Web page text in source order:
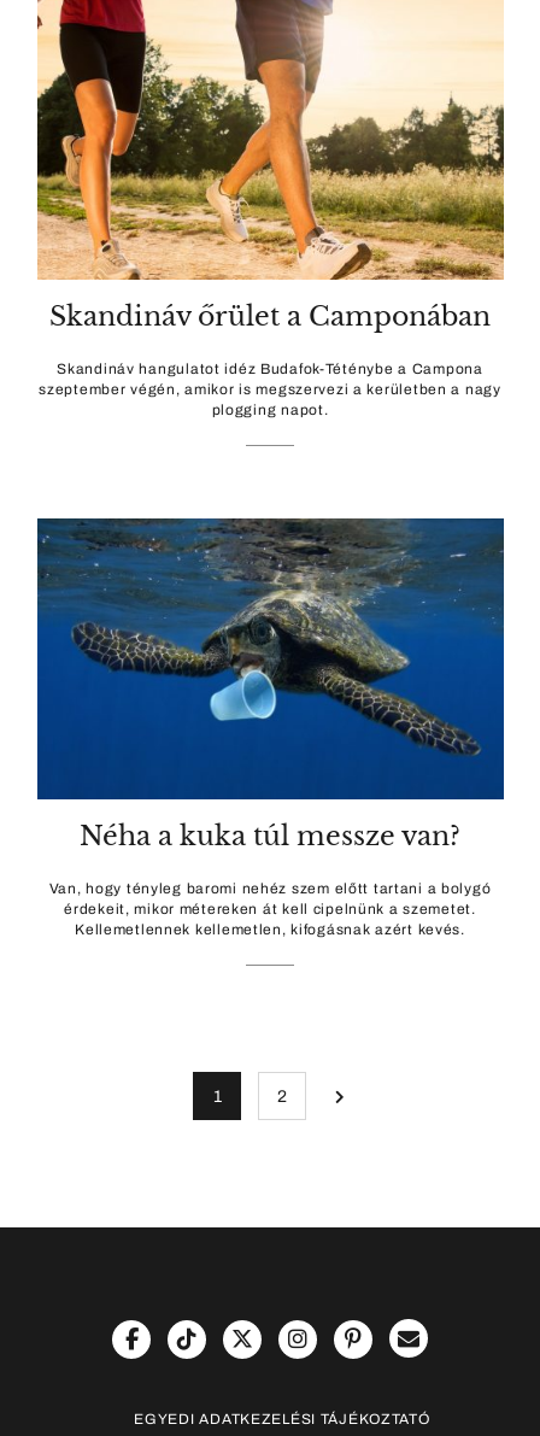
Skandináv őrület a Camponában
Skandináv hangulatot idéz Budafok-Téténybe a Campona
szeptember végén, amikor is megszervezi a kerületben a nagy
plogging napot.
Néha a kuka túl messze van?
Van, hogy tényleg baromi nehéz szem előtt tartani a bolygó
érdekeit, mikor métereken át kell cipelnünk a szemetet.
Kellemetlennek kellemetlen, kifogásnak azért kevés.
1 2
EGYEDI ADATKEZELÉSI TÁJÉKOZTATÓ